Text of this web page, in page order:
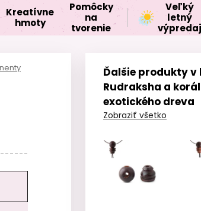
Kreatívne
hmoty
Pomôcky
na
tvorenie
Veľký
letný
výpredaj
Ďalšie produkty v
Rudraksha a
exotického dreva
Zobraziť všetko